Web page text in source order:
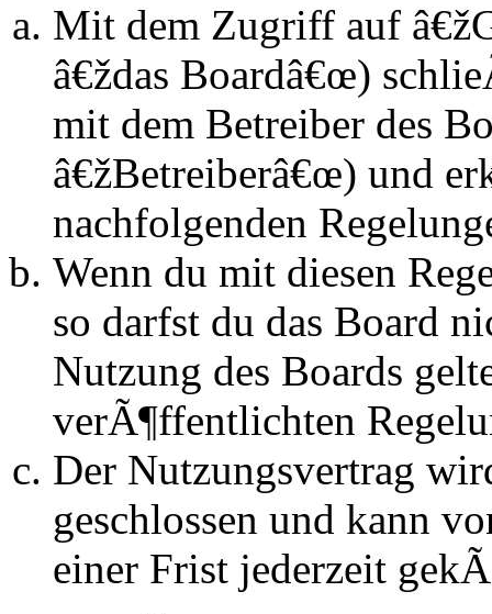
Mit dem Zugriff auf
â€ždas Boardâ€œ)
mit dem Betreiber des
â€žBetreiberâ€œ) und
nachfolgenden
Wenn du mit diesen
so darfst du das Board
Nutzung des Boards
verÃ¶ffentlichten
Der Nutzungsvertrag
geschlossen und kann
einer Frist jederzeit